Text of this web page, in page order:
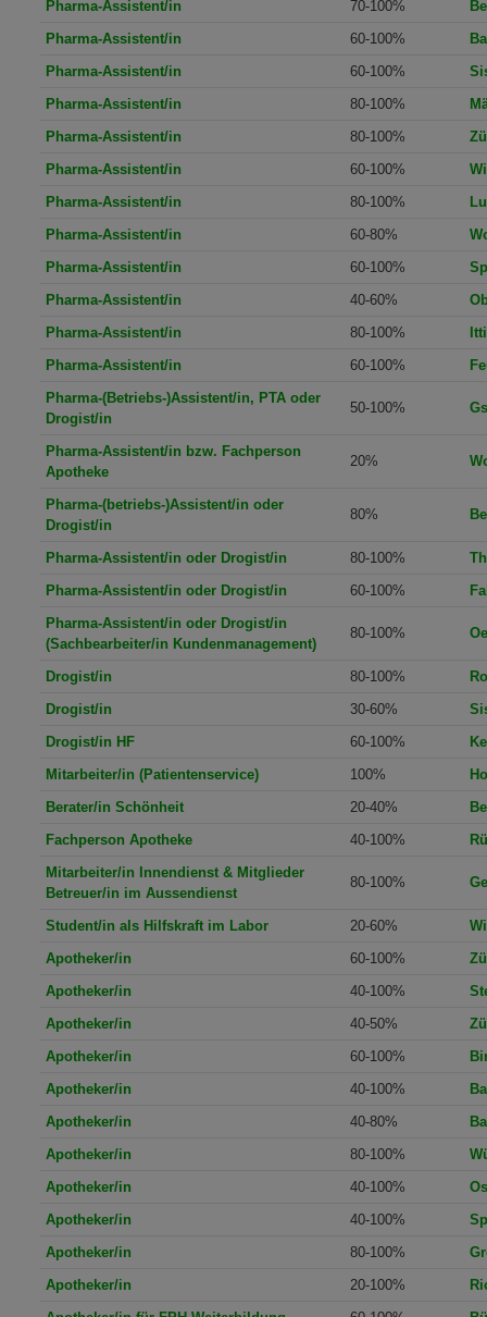
Pharma-Assistent/in
70-100%
Pharma-Assistent/in
60-100%
Pharma-Assistent/in
60-100%
Pharma-Assistent/in
80-100%
Pharma-Assistent/in
80-100%
Pharma-Assistent/in
60-100%
Pharma-Assistent/in
80-100%
Pharma-Assistent/in
60-80%
Pharma-Assistent/in
60-100%
Pharma-Assistent/in
40-60%
Pharma-Assistent/in
80-100%
Pharma-Assistent/in
60-100%
Pharma-(Betriebs-)Assistent/in, PTA oder
Drogist/in
50-100%
Pharma-Assistent/in bzw. Fachperson
Apotheke
20%
Pharma-(betriebs-)Assistent/in oder
Drogist/in
80%
Pharma-Assistent/in oder Drogist/in 80-100%
Pharma-Assistent/in oder Drogist/in
60-100%
Pharma-Assistent/in oder Drogist/in
(Sachbearbeiter/in Kundenmanagement)
80-100%
Drogist/in 80-100%
Drogist/in
30-60%
Drogist/in HF
60-100%
Mitarbeiter/in (Patientenservice)
100%
Berater/in Schönheit
20-40%
Fachperson Apotheke
40-100%
Mitarbeiter/in Innendienst & Mitglieder
Betreuer/in im Aussendienst
80-100%
Student/in als Hilfskraft im Labor 20-60%
Apotheker/in
60-100%
Apotheker/in
40-100%
Apotheker/in
40-50%
Apotheker/in
60-100%
Apotheker/in
40-100%
Apotheker/in
40-80%
Apotheker/in
80-100%
Apotheker/in
40-100%
Apotheker/in
40-100%
Apotheker/in
80-100%
Apotheker/in
20-100%